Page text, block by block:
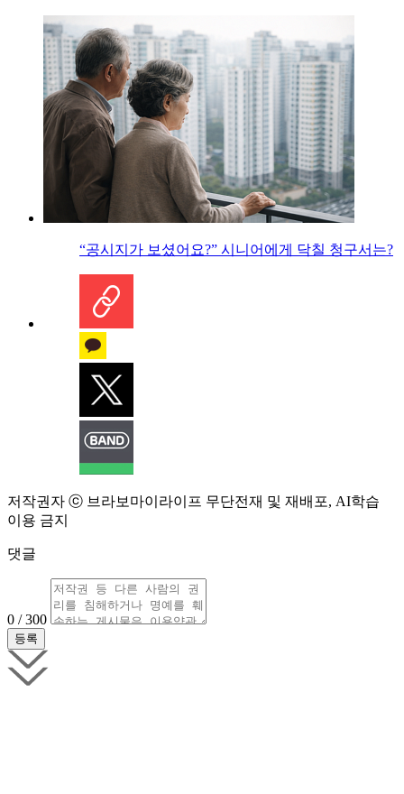
“공시지가 보셨어요?” 시니어에게 닥칠 청구서는?
저작권자 ⓒ 브라보마이라이프 무단전재 및 재배포, AI학습
이용 금지
댓글
0 / 300